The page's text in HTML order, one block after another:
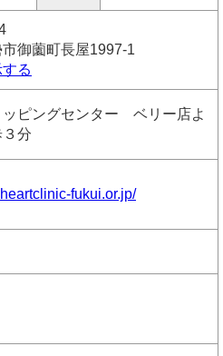
御薗町長屋1997-1
る
ッピングセンター ベリー店よ
分
fukui.or.jp/